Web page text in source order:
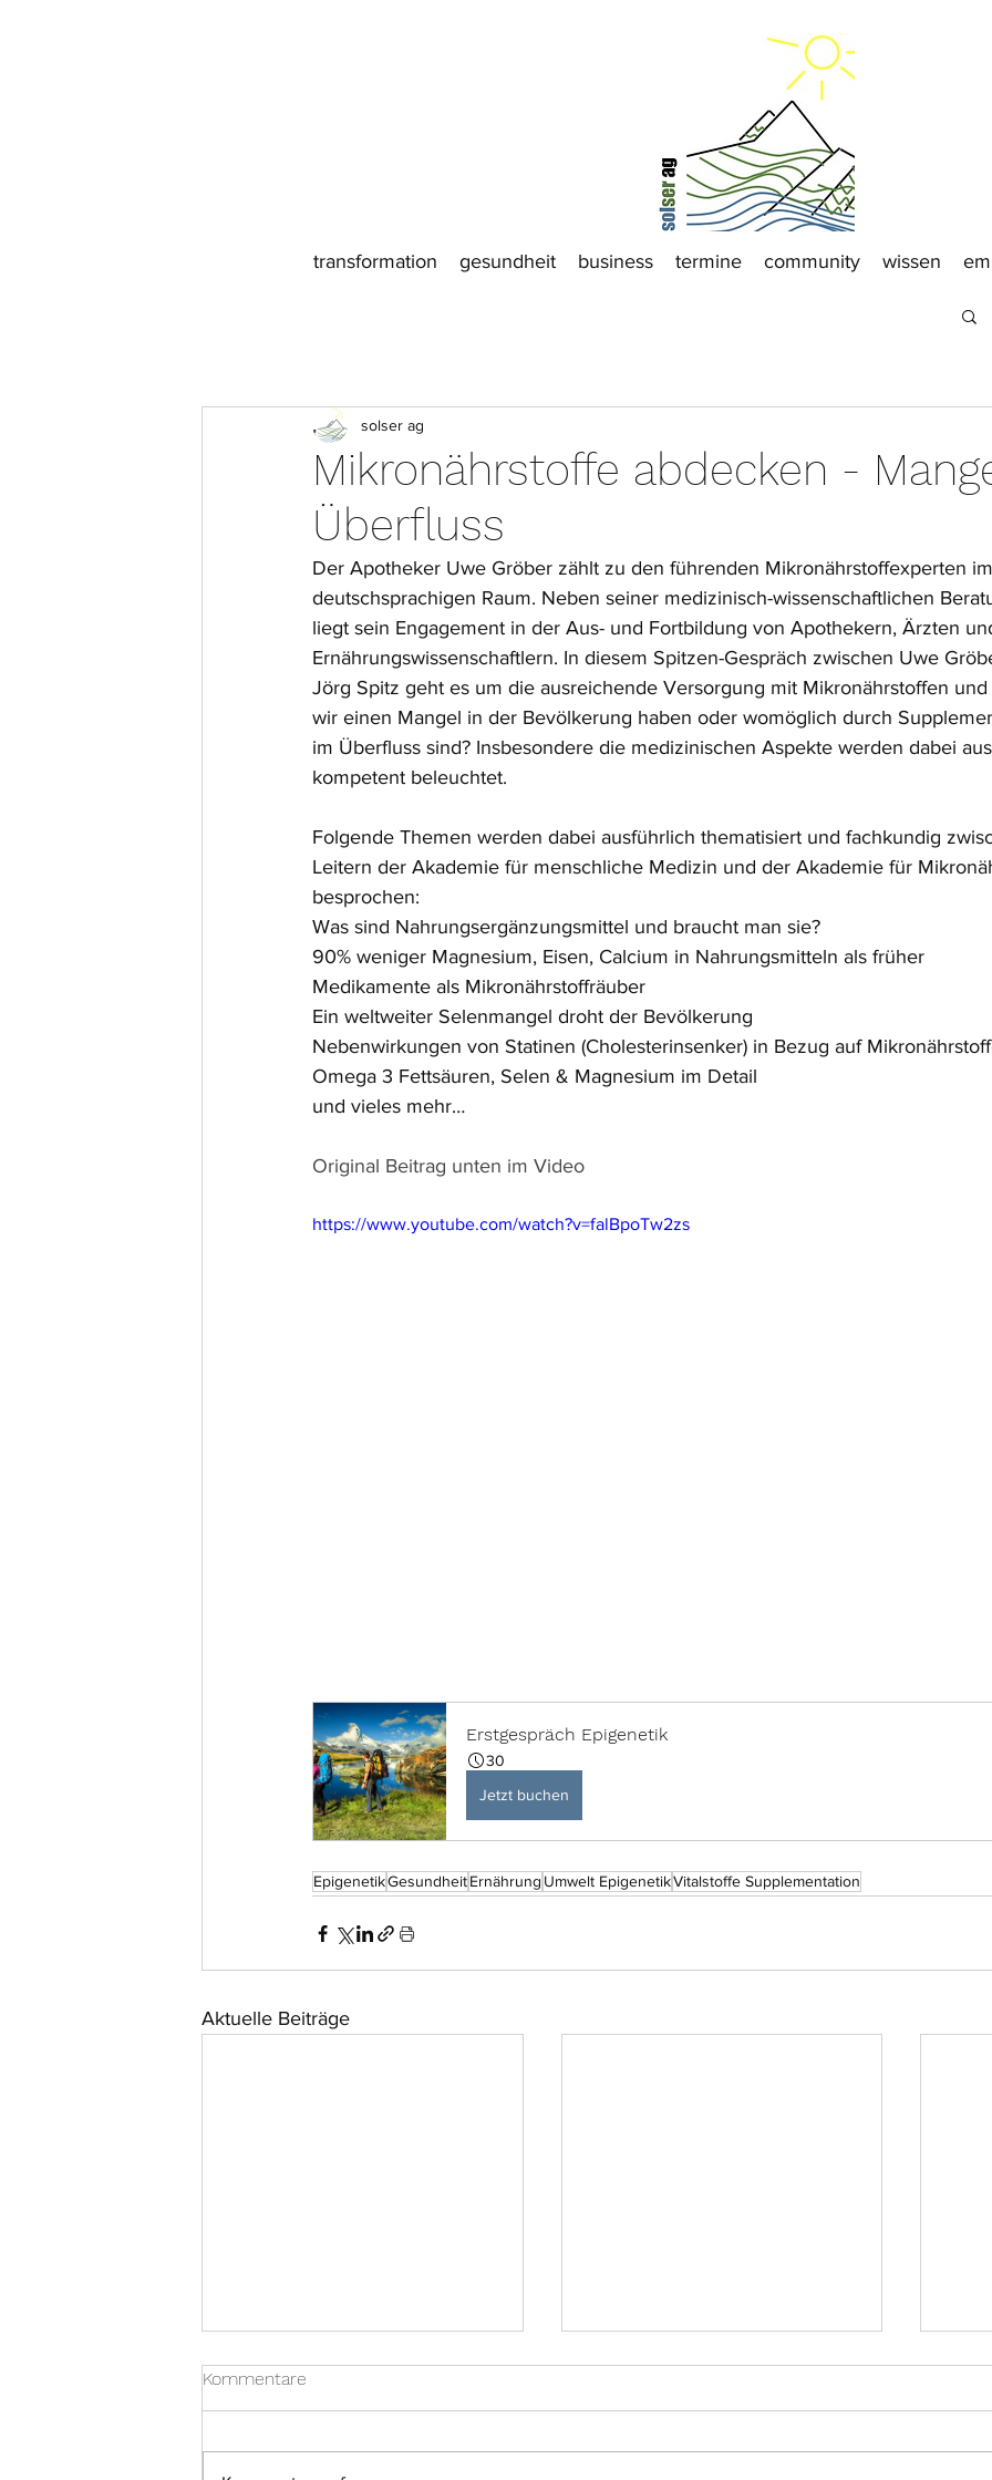
transformation gesundheit business termine community wissen
Mikronährstoffe abdecken -
Überfluss
solser ag
Der Apotheker Uwe Gröber zählt zu den führenden Mikronährstoffexperten
deutschsprachigen Raum. Neben seiner medizinisch-wissenschaftlichen
liegt sein Engagement in der Aus- und Fortbildung von Apothekern, Ärzten
Ernährungswissenschaftlern. In diesem Spitzen-Gespräch zwischen Uwe
Jörg Spitz geht es um die ausreichende Versorgung mit Mikronährstoffen
wir einen Mangel in der Bevölkerung haben oder womöglich durch
im Überfluss sind? Insbesondere die medizinischen Aspekte werden dabei
kompetent beleuchtet.
Folgende Themen werden dabei ausführlich thematisiert und fachkundig
Leitern der Akademie für menschliche Medizin und der Akademie für
besprochen:
Was sind Nahrungsergänzungsmittel und braucht man sie?
90% weniger Magnesium, Eisen, Calcium in Nahrungsmitteln als früher
Medikamente als Mikronährstoffräuber
Ein weltweiter Selenmangel droht der Bevölkerung
Nebenwirkungen von Statinen (Cholesterinsenker) in Bezug auf
Omega 3 Fettsäuren, Selen & Magnesium im Detail
und vieles mehr…
Original Beitrag unten im Video
https://www.youtube.com/watch?v=falBpoTw2zs
Erstgespräch Epigenetik
30
Jetzt buchen
EpigenetikGesundheitErnährung Umwelt EpigenetikVitalstoffe Supplementation
Aktuelle Beiträge
Kommentare